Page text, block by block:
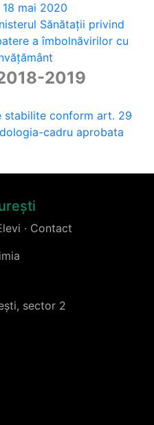
18 mai 2020
Sănătații privind
a îmbolnăvirilor cu
2019
stabilite conform art. 29
cadru aprobata
· Contact
sector 2